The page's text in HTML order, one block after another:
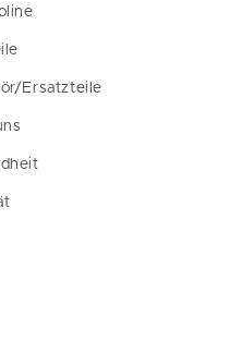
Ersatzteile